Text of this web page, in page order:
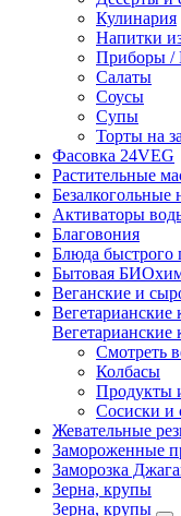
Кулинария
Напитки
Приборы /
Салаты
Соусы
Супы
Торты на
Фасовка 24VEG
Растительные
Безалкогольные
Активаторы
Благовония
Блюда быстрого
Бытовая
Веганские и
Вегетарианские
Вегетарианские
Смотреть
Колбасы
Продукты
Сосиски и
Жевательные
Замороженные
Заморозка
Зерна, крупы
Зерна, крупы